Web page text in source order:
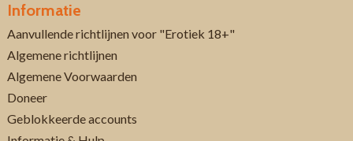
Informatie
Aanvullende richtlijnen voor "Erotiek 18+"
Algemene richtlijnen
Algemene Voorwaarden
Doneer
Geblokkeerde accounts